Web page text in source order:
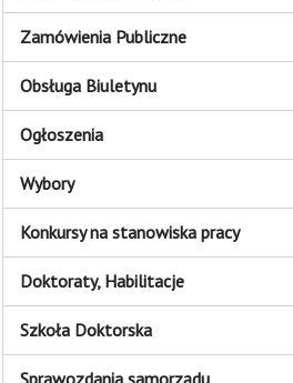
Zamówienia Publiczne
Obsługa Biuletynu
Ogłoszenia
Wybory
Konkursy na stanowiska pracy
Doktoraty, Habilitacje
Szkoła Doktorska
Sprawozdania samorządu